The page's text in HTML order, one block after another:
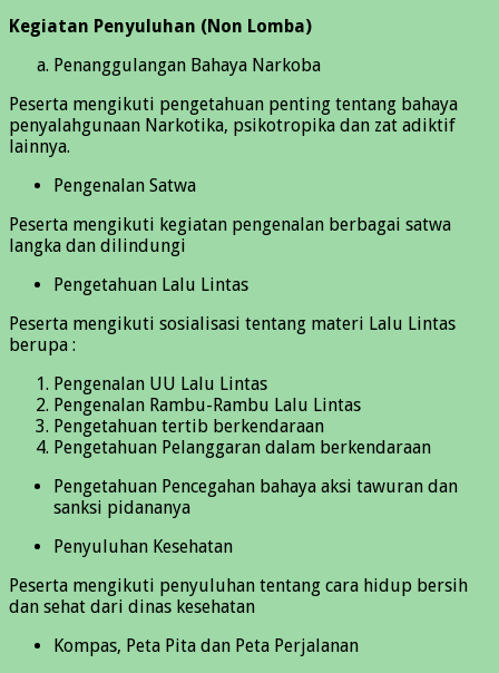
Kegiatan Penyuluhan (Non Lomba)
Penanggulangan Bahaya Narkoba
Peserta mengikuti pengetahuan penting tentang bahaya
penyalahgunaan Narkotika, psikotropika dan zat adiktif
lainnya.
Pengenalan Satwa
Peserta mengikuti kegiatan pengenalan berbagai satwa
langka dan dilindungi
Pengetahuan Lalu Lintas
Peserta mengikuti sosialisasi tentang materi Lalu Lintas
berupa :
Pengenalan UU Lalu Lintas
Pengenalan Rambu-Rambu Lalu Lintas
Pengetahuan tertib berkendaraan
Pengetahuan Pelanggaran dalam berkendaraan
Pengetahuan Pencegahan bahaya aksi tawuran dan
sanksi pidananya
Penyuluhan Kesehatan
Peserta mengikuti penyuluhan tentang cara hidup bersih
dan sehat dari dinas kesehatan
Kompas, Peta Pita dan Peta Perjalanan